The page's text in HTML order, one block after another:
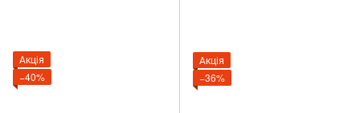
Акція
−40%
Акція
−36%